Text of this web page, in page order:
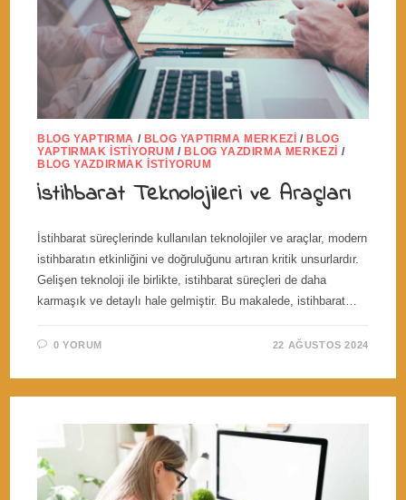
BLOG YAPTIRMA / BLOG YAPTIRMA MERKEZI / BLOG
YAPTIRMAK İSTIYORUM / BLOG YAZDIRMA MERKEZI /
BLOG YAZDIRMAK İSTIYORUM
İstihbarat Teknolojileri ve Araçları
İstihbarat süreçlerinde kullanılan teknolojiler ve araçlar, modern
istihbaratın etkinliğini ve doğruluğunu artıran kritik unsurlardır.
Gelişen teknoloji ile birlikte, istihbarat süreçleri de daha
karmaşık ve detaylı hale gelmiştir. Bu makalede, istihbarat…
0 YORUM 22 AĞUSTOS 2024